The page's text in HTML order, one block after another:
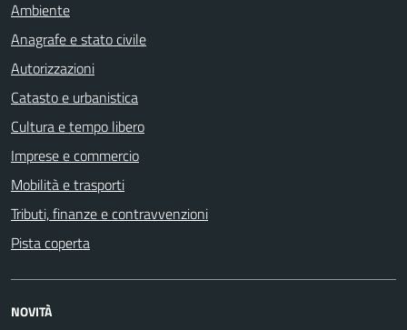
Ambiente
Anagrafe e stato civile
Autorizzazioni
Catasto e urbanistica
Cultura e tempo libero
Imprese e commercio
Mobilità e trasporti
Tributi, finanze e contravvenzioni
Pista coperta
NOVITÀ